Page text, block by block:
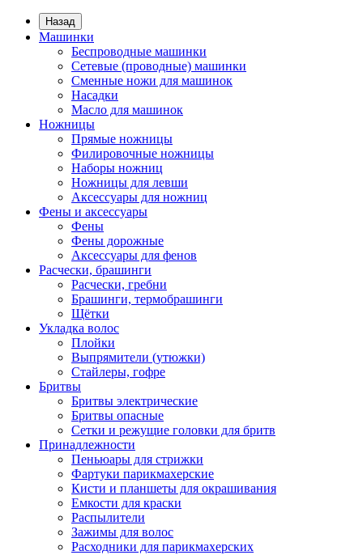
Назад
Машинки
Беспроводные машинки
Сетевые (проводные) машинки
Сменные ножи для машинок
Насадки
Масло для машинок
Ножницы
Прямые ножницы
Филировочные ножницы
Наборы ножниц
Ножницы для левши
Аксессуары для ножниц
Фены и аксессуары
Фены
Фены дорожные
Аксессуары для фенов
Расчески, брашинги
Расчески, гребни
Брашинги, термобрашинги
Щётки
Укладка волос
Плойки
Выпрямители (утюжки)
Стайлеры, гофре
Бритвы
Бритвы электрические
Бритвы опасные
Сетки и режущие головки для бритв
Принадлежности
Пеньюары для стрижки
Фартуки парикмахерские
Кисти и планшеты для окрашивания
Емкости для краски
Распылители
Зажимы для волос
Расходники для парикмахерских